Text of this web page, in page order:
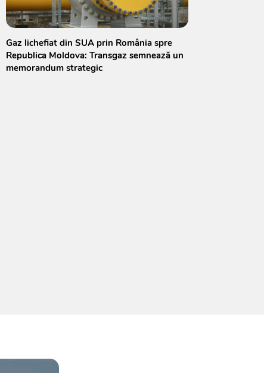
Gaz lichefiat din SUA prin România spre
Republica Moldova: Transgaz semnează un
memorandum strategic